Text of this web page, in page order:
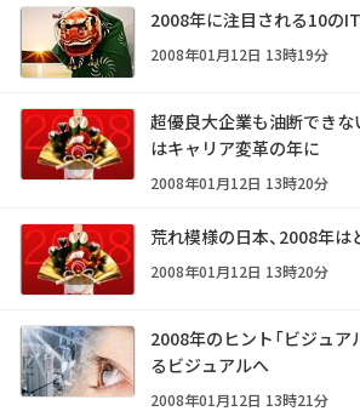
2008年に注目される10の
2008年01月12日 13時19分
超優良大企業も油断でき
はキャリア変革の年に
2008年01月12日 13時20分
荒れ模様の日本、2008年は
2008年01月12日 13時20分
2008年のヒント「ビジュア
るビジュアルへ
2008年01月12日 13時21分